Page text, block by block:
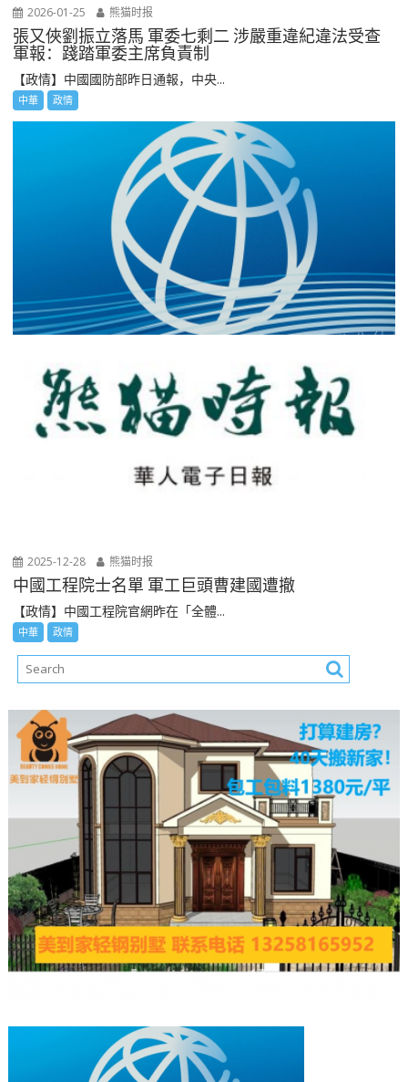
2026-01-25 熊猫时报
張又俠劉振立落馬 軍委七剩二 涉嚴重違紀違法受查
軍報：踐踏軍委主席負責制
【政情】中國國防部昨日通報，中央...
中華 政情
2025-12-28 熊猫时报
中國工程院士名單 軍工巨頭曹建國遭撤
【政情】中國工程院官網昨在「全體...
中華 政情